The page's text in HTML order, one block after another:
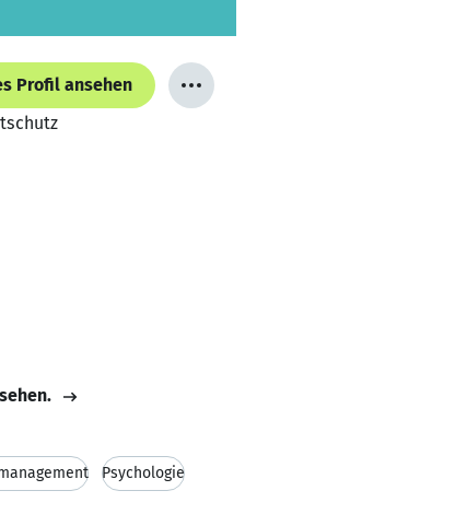
Profil ansehen
Psychologie